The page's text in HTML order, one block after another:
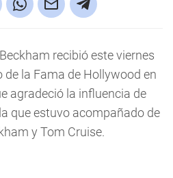
recibió este viernes
de la Fama de Hollywood en
agradeció la influencia de
que estuvo acompañado de
y Tom Cruise.